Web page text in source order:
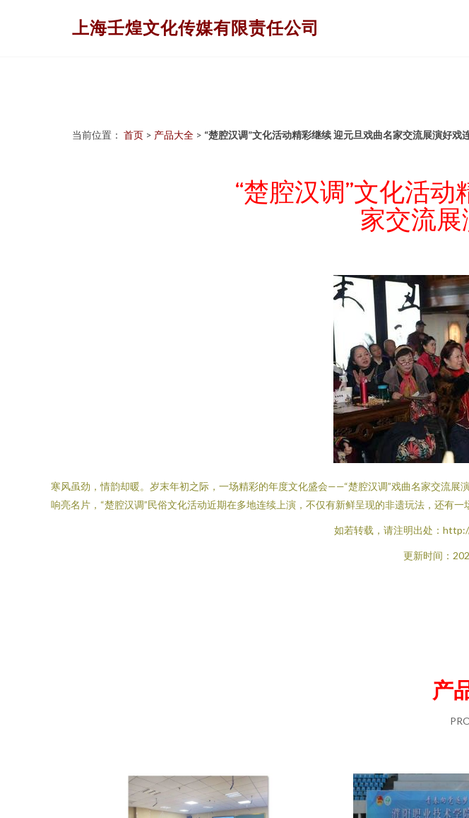
上海壬煌文化传媒有限责任公司
当前位置： 首页 > 产品大全 > “楚腔汉调”文化活动精彩继续 迎元旦戏曲名家交流展演好戏
“楚腔汉调”文化活
家交流
寒风虽劲，情韵却暖。岁末年初之际，一场精彩的年度文化盛会——“楚腔汉调”戏曲名家交流
响亮名片，“楚腔汉调”民俗文化活动近期在多地连续上演，不仅有新鲜呈现的非遗玩法，还有
如若转载，请注明出处：
更新时间：
产